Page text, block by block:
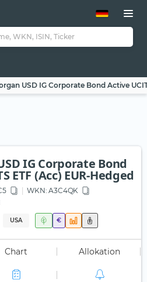
USD IG Corporate Bond Active
IG Corporate Bond
ETF (Acc) EUR-Hedged
WKN: A3C4QK
USA €
Chart Allokation